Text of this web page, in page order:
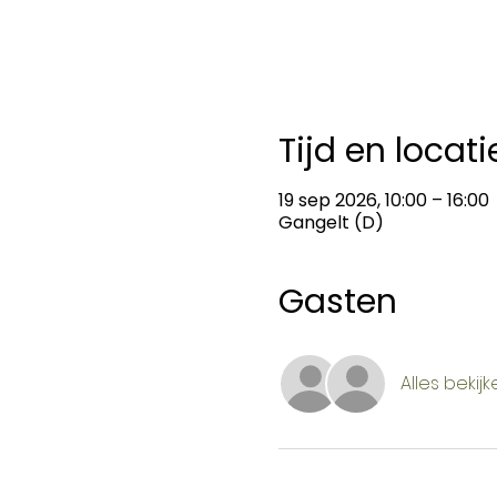
Tijd en
19 sep 2026, 10:00 – 16:00
Gangelt (D)
Gasten
Alles